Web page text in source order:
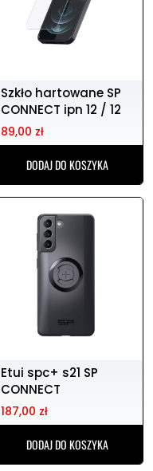
Szkło hartowane SP
CONNECT ipn 12 / 12
pro
89,00 zł
DODAJ DO KOSZYKA
Etui spc+ s21 SP
CONNECT
187,00 zł
DODAJ DO KOSZYKA